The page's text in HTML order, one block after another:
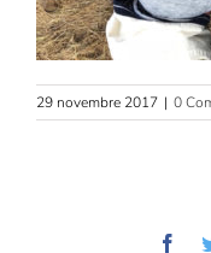
29 novembre 2017 | 0